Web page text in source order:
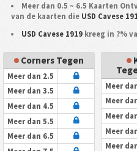
Meer dan 0.5 ~ 6.5 Kaarten
van de kaarten die USD Cavese
USD Cavese 1919 kreeg in ?%
Corners Tegen
Meer dan 2.5
Meer dan 3.5
Meer dan 4.5
Meer dan 5.5
Meer dan 6.5
Meer
Meer
Meer
Meer
Meer